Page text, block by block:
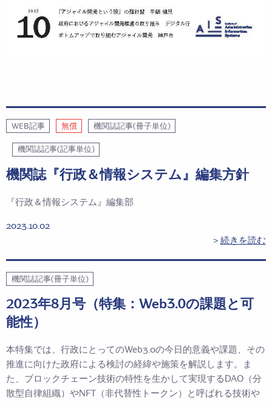
WEB記事 無償 機関誌記事(冊子単位)
機関誌記事(記事単位)
機関誌『行政＆情報システム』編集方針
『行政＆情報システム』編集部
2023.10.02
＞ 続きを読む
機関誌記事(冊子単位)
2023年8月号（特集：Web3.0の課題と可
能性）
本特集では、行政にとってのWeb3.0の今日的意義や課題、その
推進に向けた政府による検討の経緯や施策を解説します。ま
た、ブロックチェーン技術の特性を生かして実現するDAO（分
散型自律組織）やNFT（非代替性トークン）と呼ばれる技術や